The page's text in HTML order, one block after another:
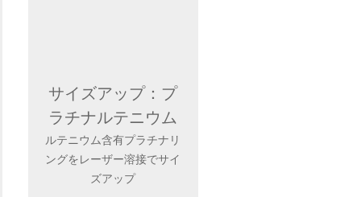
サイズアップ：プ
ラチナルテニウム
ルテニウム含有プラチナリ
ングをレーザー溶接でサイ
ズアップ